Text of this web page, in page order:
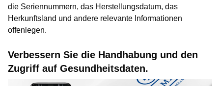
die Seriennummern, das Herstellungsdatum, das
Herkunftsland und andere relevante Informationen
offenlegen.
Verbessern Sie die Handhabung und den
Zugriff auf Gesundheitsdaten.